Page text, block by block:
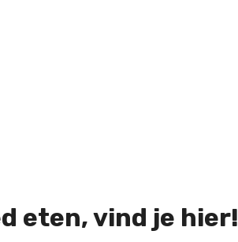
eten, vind je hier!